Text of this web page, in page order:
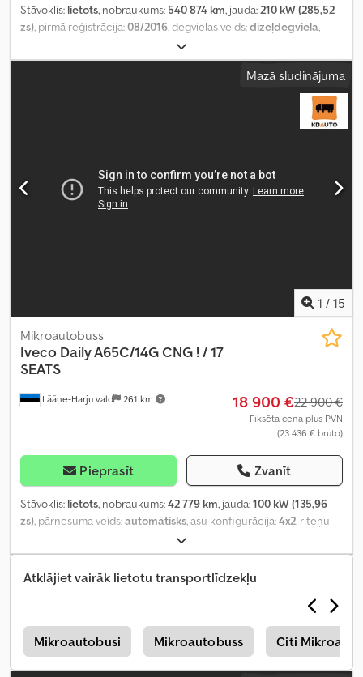
Stāvoklis: lietots, nobraukums: 540 874 km, jauda: 210 kW (285,52
zs) , pirmā reģistrācija:08/2016 , degvielas veids:dīzeļdegviela
, pārnesuma veids:
konfigurācija:4x2, emisijas klase:Euro 6, piekares sistēma:gaiss,
12 960 mm, kopējais
borta
Mazā sludinājuma
1 / 15
Lääne-Harju vald 261 km
Mikroautobuss
Iveco Daily A65C/14G CNG ! / 17
SEATS
18 900 €22 900 €
Fiksēta cena plus PVN
(23 436 € bruto)
Pieprasīt Zvanīt
Stāvoklis: lietots, nobraukums:42 779 km, jauda:100 kW (135,96
zs), pārnesuma veids:automātisks, asu konfigurācija:4x2, riteņu
, pirmā reģistrācija:
piekares sistēma:tērauds, sēdvietu skaits:17, Ražošanas gads:
2020, Aprīkojums: borta dators, gaisa kondicionēšana
Atklājiet vairāk lietotu transportlīdzekļu
Mikroautobusi Mikroautobuss Citi